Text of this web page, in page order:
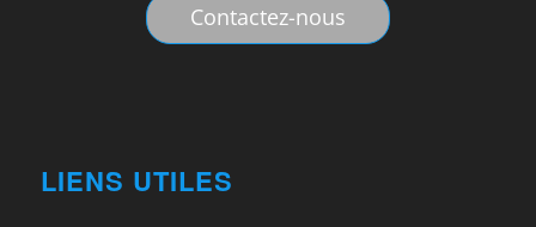
Contactez-nous
LIENS UTILES